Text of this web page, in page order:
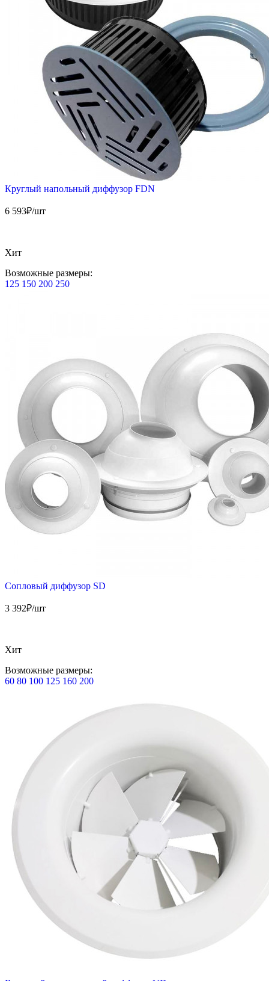
Круглый напольный диффузор FDN
6 593₽/шт
Хит
Возможные размеры:
125 150 200 250
Сопловый диффузор SD
3 392₽/шт
Хит
Возможные размеры:
60 80 100 125 160 200